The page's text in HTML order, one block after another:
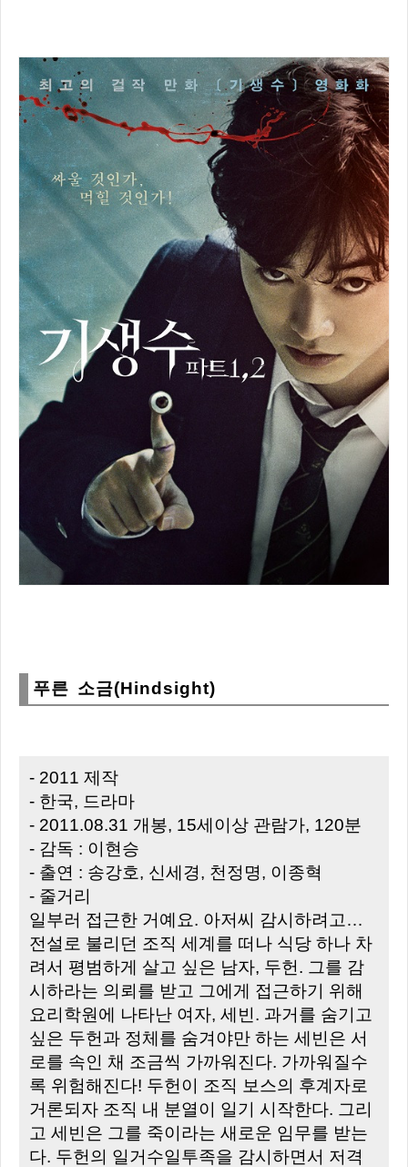
푸른 소금(Hindsight)
- 2011 제작
- 한국, 드라마
- 2011.08.31 개봉, 15세이상 관람가, 120분
- 감독 : 이현승
- 출연 : 송강호, 신세경, 천정명, 이종혁
- 줄거리
일부러 접근한 거예요. 아저씨 감시하려고…
전설로 불리던 조직 세계를 떠나 식당 하나 차
려서 평범하게 살고 싶은 남자, 두헌. 그를 감
시하라는 의뢰를 받고 그에게 접근하기 위해
요리학원에 나타난 여자, 세빈. 과거를 숨기고
싶은 두헌과 정체를 숨겨야만 하는 세빈은 서
로를 속인 채 조금씩 가까워진다. 가까워질수
록 위험해진다! 두헌이 조직 보스의 후계자로
거론되자 조직 내 분열이 일기 시작한다. 그리
고 세빈은 그를 죽이라는 새로운 임무를 받는
다. 두헌의 일거수일투족을 감시하면서 저격